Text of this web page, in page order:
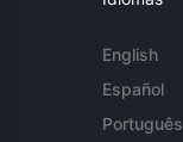
English
Español
Português